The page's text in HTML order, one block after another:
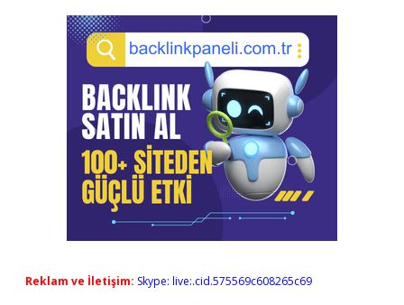
Reklam ve İletişim: Skype: live:.cid.575569c608265c69